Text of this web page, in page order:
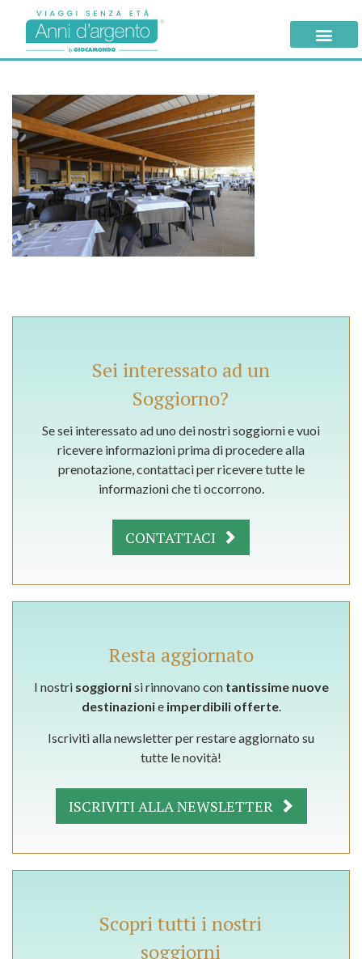
Sei interessato ad un
Soggiorno?
Se sei interessato ad uno dei nostri soggiorni e vuoi
ricevere informazioni prima di procedere alla
prenotazione, contattaci per ricevere tutte le
informazioni che ti occorrono.
CONTATTACI
Resta aggiornato
I nostri soggiornisi rinnovano con tantissime nuove
destinazionie imperdibili offerte.
Iscriviti alla newsletter per restare aggiornato su
tutte le novità!
ISCRIVITI ALLA NEWSLETTER
Scopri tutti i nostri
soggiorni